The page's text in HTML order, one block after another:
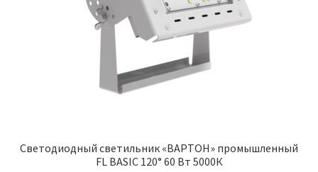
Светодиодный светильник «ВАРТОН» промышленный
FL BASIC 120° 60 Вт 5000К